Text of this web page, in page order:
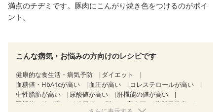
満点のチヂミです。豚肉にこんがり焼き色をつけるのがポイ
ント。
こんな病気・お悩みの方向けのレシピです
健康的な食生活・病気予防
ダイエット
血糖値・HbA1cが高い
血圧が高い
コレステロールが高い
中性脂肪が高い
尿酸値が高い
肝機能の値が高い
腎機能の値が高い
糖尿病（2型） 高血圧
脂質異常症